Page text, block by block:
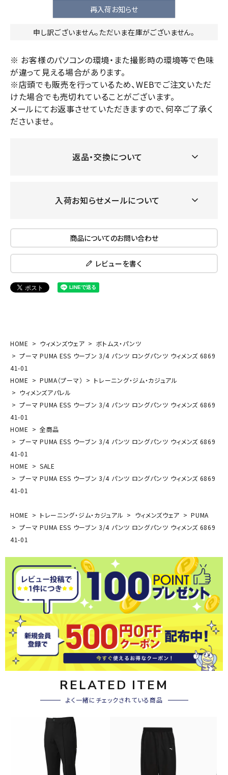
再入荷お知らせ
申し訳ございません。ただいま在庫がございません。
※ お客様のパソコンの環境・また撮影時の環境等で色味
が違って見える場合があります。
※店頭でも販売を行っているため、WEBでご注文いただ
けた場合でも売切れていることがございます。
メールにてお返事させていただきますので、何卒ご了承く
ださいませ。
返品・交換について
入荷お知らせメールについて
商品についてのお問い合わせ
レビューを書く
HOME ウィメンズウェア
ボトムス・パンツ
プーマ PUMA ESS ウーブン 3/4 パンツ ロングパンツ ウィメンズ 6869
41-01
HOME
PUMA（プーマ）
トレーニング・ジム・カジュアル
ウィメンズアパレル
プーマ PUMA ESS ウーブン 3/4 パンツ ロングパンツ ウィメンズ 6869
41-01
HOME
全商品
プーマ PUMA ESS ウーブン 3/4 パンツ ロングパンツ ウィメンズ 6869
41-01
HOME
SALE
プーマ PUMA ESS ウーブン 3/4 パンツ ロングパンツ ウィメンズ 6869
41-01
HOME トレーニング・ジム・カジュアル ウィメンズウェア
PUMA
プーマ PUMA ESS ウーブン 3/4 パンツ ロングパンツ ウィメンズ 6869
41-01
RELATED ITEM
よく一緒にチェックされている商品